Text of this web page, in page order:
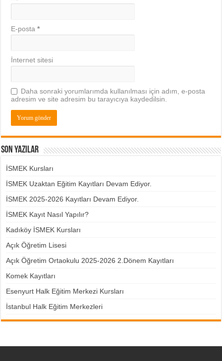
E-posta*
İnternet sitesi
Daha sonraki yorumlarımda kullanılması için adım, e-posta
adresim ve site adresim bu tarayıcıya kaydedilsin.
Son Yazılar
İSMEK Kursları
İSMEK Uzaktan Eğitim Kayıtları Devam Ediyor.
İSMEK 2025-2026 Kayıtları Devam Ediyor.
İSMEK Kayıt Nasıl Yapılır?
Kadıköy İSMEK Kursları
Açık Öğretim Lisesi
Açık Öğretim Ortaokulu 2025-2026 2.Dönem Kayıtları
Komek Kayıtları
Esenyurt Halk Eğitim Merkezi Kursları
İstanbul Halk Eğitim Merkezleri